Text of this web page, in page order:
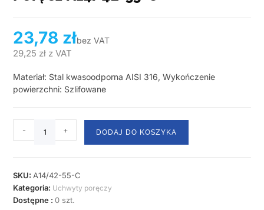
23,78 złbez VAT
29,25 zł z VAT
Materiał: Stal kwasoodporna AISI 316, Wykończenie
powierzchni: Szlifowane
- + DODAJ DO KOSZYKA
SKU: A14/42-55-C
Kategoria: Uchwyty poręczy
Dostępne :0 szt.